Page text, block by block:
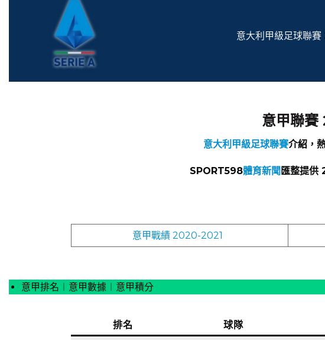
意大利甲級足球聯
意甲聯
意大利甲級足球聯賽介紹，
SPORT598體育新聞 匯整提
意甲戰績 2020-2021
意甲排名︱意甲數據︱意甲積分
排名 球隊